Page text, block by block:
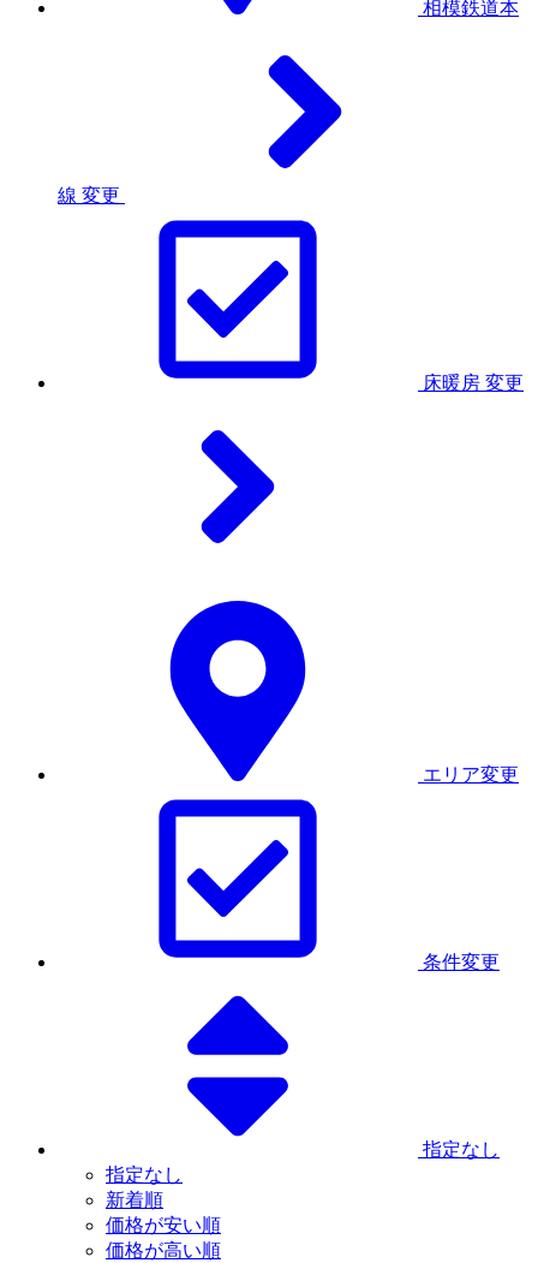
相模鉄道本
線 変更
床暖房 変更
エリア変更
条件変更
指定なし
指定なし
新着順
価格が安い順
価格が高い順